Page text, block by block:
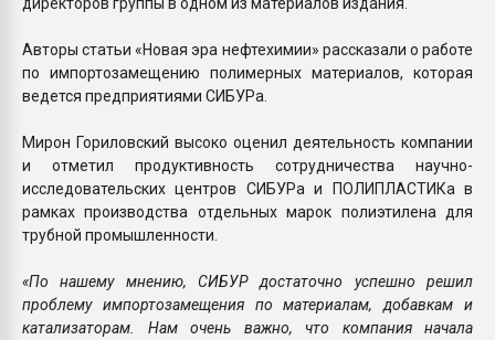
Авторы статьи «Новая эра нефтехимии» рассказали о работе
по импортозамещению полимерных материалов, которая
ведется предприятиями СИБУРа.
Мирон Гориловский высоко оценил деятельность компании
и отметил продуктивность сотрудничества научно-
исследовательских центров СИБУРа и ПОЛИПЛАСТИКа в
рамках производства отдельных марок полиэтилена для
трубной промышленности.
«По нашему мнению, СИБУР достаточно успешно решил
проблему импортозамещения по материалам, добавкам и
катализаторам. Нам очень важно, что компания начала